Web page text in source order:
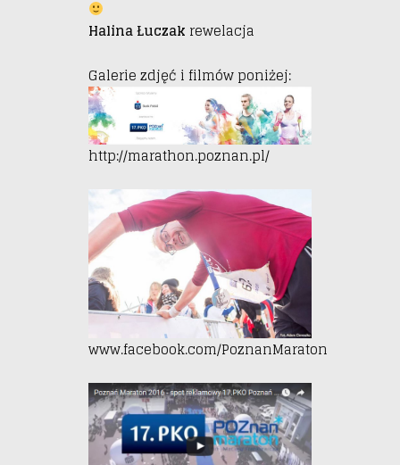
Halina Łuczak rewelacja
Galerie zdjęć i filmów poniżej:
http://marathon.poznan.pl/
www.facebook.com/PoznanMaraton